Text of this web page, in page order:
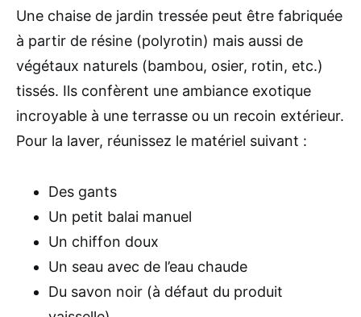
Une chaise de jardin tressée peut être fabriquée
à partir de résine (polyrotin) mais aussi de
végétaux naturels (bambou, osier, rotin, etc.)
tissés. Ils confèrent une ambiance exotique
incroyable à une terrasse ou un recoin extérieur.
Pour la laver, réunissez le matériel suivant :
Des gants
Un petit balai manuel
Un chiffon doux
Un seau avec de l’eau chaude
Du savon noir (à défaut du produit